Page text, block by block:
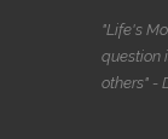
"Life's
question
others" -